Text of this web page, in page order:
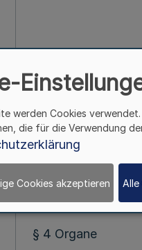
§ 1 Mitglieder,
§ 2 Aufgaben
§ 2 a
§ 4 Organe
werden Cookies
die für die Verwendung
Cookies akzeptieren Alle